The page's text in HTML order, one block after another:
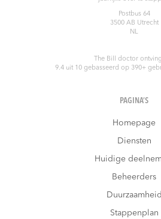
Postbus 64
3500 AB Utrecht
NL
The Bill doctor
9.4uit 10gebasseerd op 390+
PAGINA’S
Homepage
Diensten
Huidige
Beheerders
Duurzaamheid
Stappenplan